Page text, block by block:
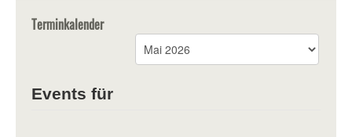
Terminkalender
Events für